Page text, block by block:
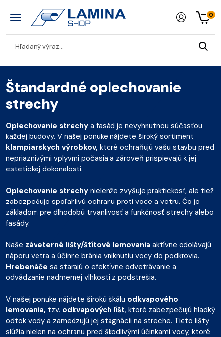
0
Štandardné oplechovanie
strechy
Oplechovanie strechy a fasád je nevyhnutnou súčasťou
každej budovy. V našej ponuke nájdete široký sortiment
klampiarskych výrobkov, ktoré ochraňujú vašu stavbu pred
nepriaznivými vplyvmi počasia a zároveň prispievajú k jej
estetickej dokonalosti.
Oplechovanie strechy nielenže zvyšuje praktickosť, ale tiež
zabezpečuje spoľahlivú ochranu proti vode a vetru. Čo je
základom pre dlhodobú trvanlivosť a funkčnosť strechy alebo
fasády.
Naše záveterné lišty/štítové lemovania aktívne odolávajú
náporu vetra a účinne bránia vniknutiu vody do podkrovia.
Hrebenáče sa starajú o efektívne odvetrávanie a
odvádzanie nadmernej vlhkosti z podstrešia.
V našej ponuke nájdete širokú škálu odkvapového
lemovania, tzv. odkvapových líšt, ktoré zabezpečujú hladký
odtok vody a zamedzujú jej stagnácii na streche. Tieto lišty
slúžia nielen na ochranu pred škodlivými účinkami vody, ktoré